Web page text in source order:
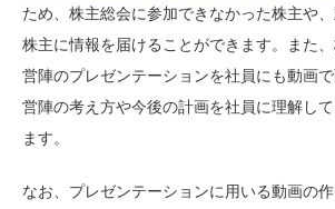
ため、株主総会に参加できなかった株主や
株主に情報を届けることができます。また
営陣のプレゼンテーションを社員にも動画
営陣の考え方や今後の計画を社員に理解し
ます。
なお、プレゼンテーションに用いる動画の